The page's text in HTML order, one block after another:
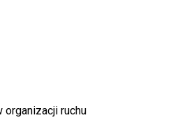
organizacji ruchu